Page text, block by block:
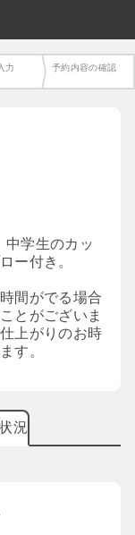
力 予約内容の確認
中学生のカッ
ー付き。
間がでる場合
とがございま
上がりのお時
す。
況